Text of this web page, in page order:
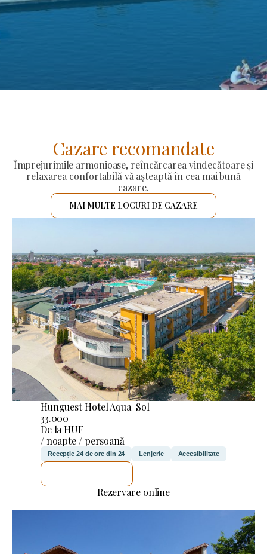
Cazare recomandate
Împrejurimile armonioase, reîncărcarea vindecătoare și
relaxarea confortabilă vă așteaptă în cea mai bună
cazare.
MAI MULTE LOCURI DE CAZARE
Hunguest Hotel Aqua-Sol
33.000
De la HUF
/ noapte / persoană
Recepție 24 de ore din 24 Lenjerie Accesibilitate
Rezervare online